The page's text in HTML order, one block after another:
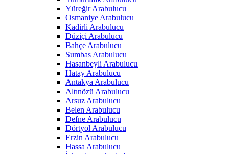
Yüreğir Arabulucu
Osmaniye Arabulucu
Kadirli Arabulucu
Düziçi Arabulucu
Bahçe Arabulucu
Sumbas Arabulucu
Hasanbeyli Arabulucu
Hatay Arabulucu
Antakya Arabulucu
Altınözü Arabulucu
Arsuz Arabulucu
Belen Arabulucu
Defne Arabulucu
Dörtyol Arabulucu
Erzin Arabulucu
Hassa Arabulucu